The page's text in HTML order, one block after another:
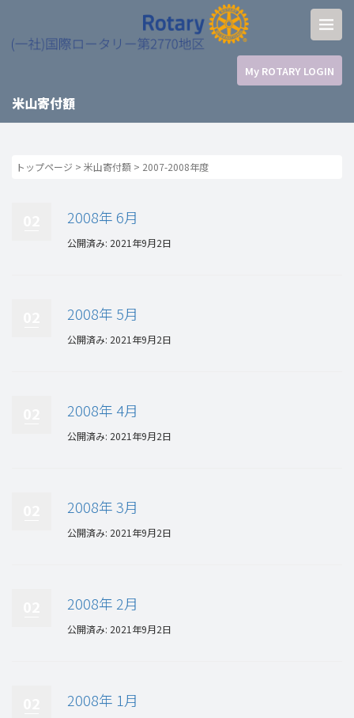
My ROTARY LOGIN
米山寄付額
トップページ > 米山寄付額 > 2007-2008年度
2008年 6月
公開済み: 2021年9月2日
2008年 5月
公開済み: 2021年9月2日
2008年 4月
公開済み: 2021年9月2日
2008年 3月
公開済み: 2021年9月2日
2008年 2月
公開済み: 2021年9月2日
2008年 1月